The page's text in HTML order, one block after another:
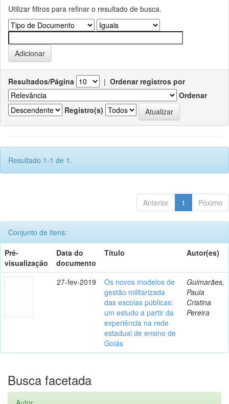
Utilizar filtros para refinar o resultado de busca.
Resultados/Página | Ordenar registros por
Ordenar
Registro(s)
Resultado 1-1 de 1.
Anterior 1 Póximo
Conjunto de itens:
Pré-
visualização
Data do
documento
Título Autor(es)
27-fev-2019
Os novos modelos de
gestão militarizada
das escolas públicas:
um estudo a partir da
experiência na rede
estadual de ensino de
Goiás
Guimarães,
Paula
Cristina
Pereira
Busca facetada